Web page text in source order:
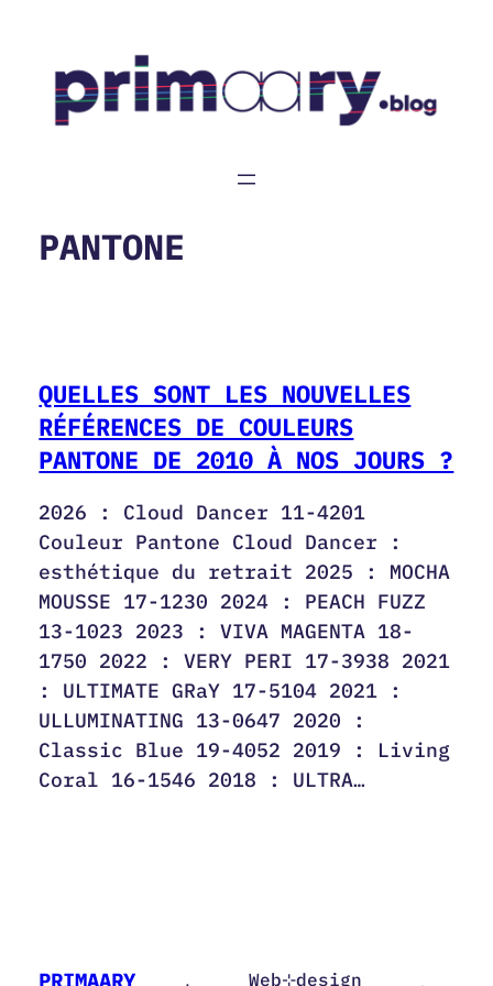
contenu
PANTONE
QUELLES SONT LES NOUVELLES
RÉFÉRENCES DE COULEURS
PANTONE DE 2010 À NOS JOURS ?
2026 : Cloud Dancer 11-4201
Couleur Pantone Cloud Dancer :
esthétique du retrait 2025 : MOCHA
MOUSSE 17-1230 2024 : PEACH FUZZ
13-1023 2023 : VIVA MAGENTA 18-
1750 2022 : VERY PERI 17-3938 2021
: ULTIMATE GRaY 17-5104 2021 :
ULLUMINATING 13-0647 2020 :
Classic Blue 19-4052 2019 : Living
Coral 16-1546 2018 : ULTRA…
PRIMAARY Web⊹design